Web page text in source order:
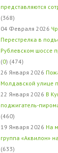
представляются
(368)
04 Февраля 2026
Перестрелка в
Рублевском шоссе
(0) (474)
26 Января 2026
Молдавской улице
22 Января 2026 В
поджигатель-
(460)
19 Января 2026 На
группа «Аквилон»
(633)